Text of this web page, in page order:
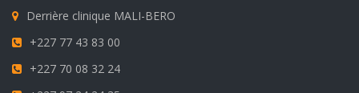
Derrière clinique MALI-BERO
+227 77 43 83 00
+227 70 08 32 24